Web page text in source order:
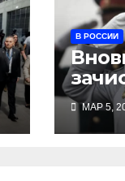
В РОССИИ
МАР 5,